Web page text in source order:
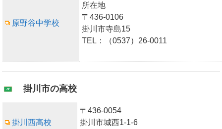
原野谷中学校
所在地
〒436-0106
掛川市寺島15
TEL：（0537）26-0011
掛川市の高校
掛川西高校
〒436-0054
掛川市城西1-1-6